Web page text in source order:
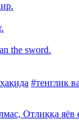
the sword.
#тенглик
Отлиққа яёв